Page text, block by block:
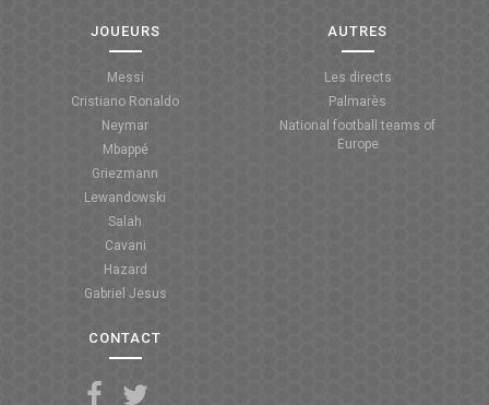
JOUEURS
Messi
Cristiano Ronaldo
Neymar
Mbappé
Griezmann
Lewandowski
Salah
Cavani
Hazard
Gabriel Jesus
AUTRES
Les directs
Palmarès
National football teams of
Europe
CONTACT